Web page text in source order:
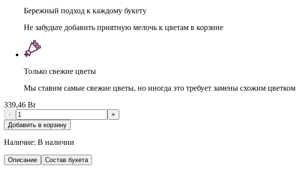
Бережный подход к каждому букету
Не забудьте добавить приятную мелочь к цветам в корзине
Только свежие цветы
Мы ставим самые свежие цветы, но иногда это требует замены схожим цветком
339,46 Br
−
+
Добавить в корзину
Наличие: В наличии
Описание Состав букета